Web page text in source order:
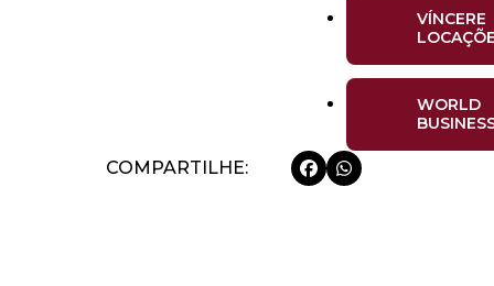
VÍNCERE
WORLD
COMPARTILHE: